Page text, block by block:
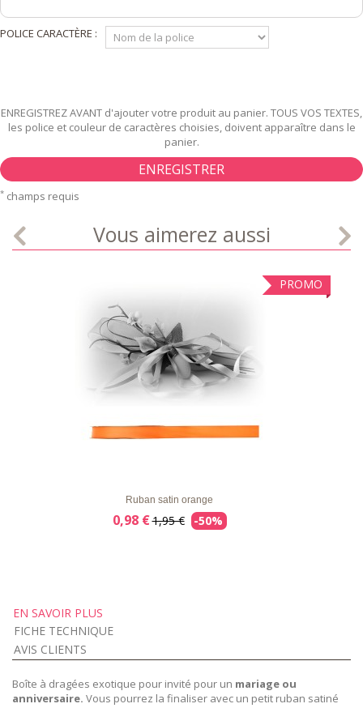
POLICE CARACTÈRE :
ENREGISTREZ AVANT d'ajouter votre produit au panier. TOUS VOS TEXTES,
les police et couleur de caractères choisies, doivent apparaître dans le
panier.
ENREGISTRER
* champs requis
Vous aimerez aussi
PROMO
Ruban satin orange
0,98 €1,95 € -50%
EN SAVOIR PLUS
FICHE TECHNIQUE
AVIS CLIENTS
Boîte à dragées exotique pour invité pour un mariage ou
anniversaire. Vous pourrez la finaliser avec un petit ruban satiné